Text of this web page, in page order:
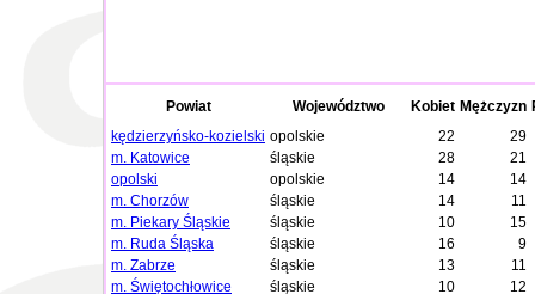
Powiat Województwo Kobiet Mężczyzn
kędzierzyńsko-kozielski opolskie 22
29
m. Katowice
śląskie 28
21
opolski
opolskie 14
14
m. Chorzów
śląskie 14
11
m. Piekary Śląskie
śląskie 10
15
m. Ruda Śląska
śląskie 16
9
m. Zabrze
śląskie 13
11
m. Świętochłowice
śląskie 10
12